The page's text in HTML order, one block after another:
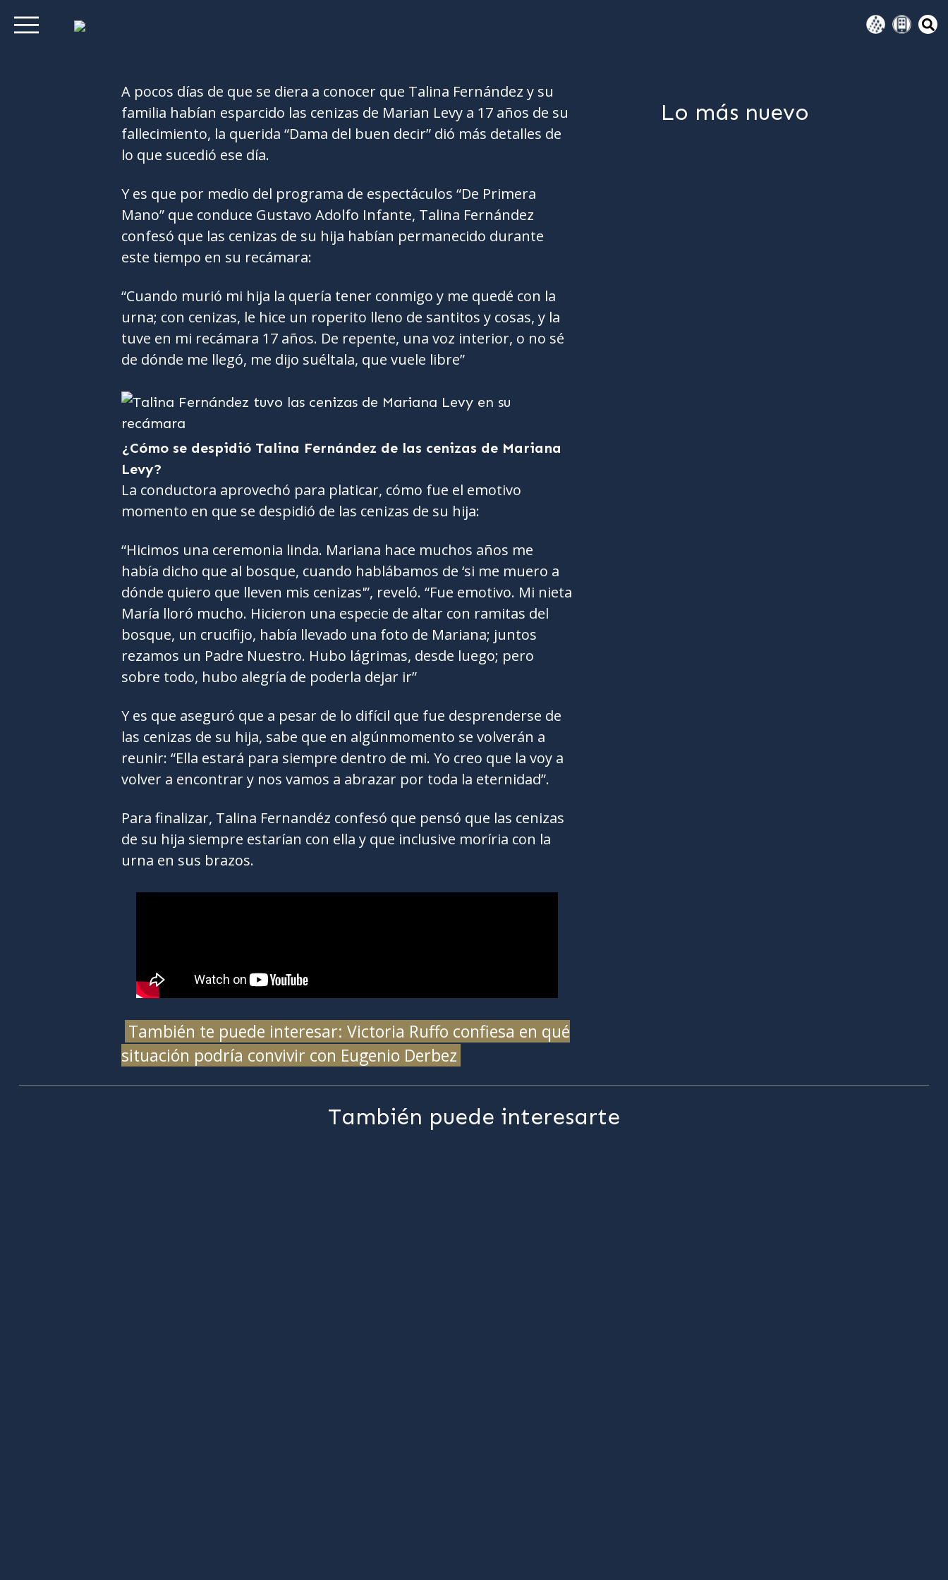
A pocos días de que se diera a conocer que Talina Fernández y su
familia habían esparcido las cenizas de Marian Levy a 17 años de su
fallecimiento, la querida “Dama del buen decir” dió más detalles de
lo que sucedió ese día.
Y es que por medio del programa de espectáculos “De Primera
Mano” que conduce Gustavo Adolfo Infante, Talina Fernández
confesó que las cenizas de su hija habían permanecido durante
este tiempo en su recámara:
“Cuando murió mi hija la quería tener conmigo y me quedé con la
urna; con cenizas, le hice un roperito lleno de santitos y cosas, y la
tuve en mi recámara 17 años. De repente, una voz interior, o no sé
de dónde me llegó, me dijo suéltala, que vuele libre”
¿Cómo se despidió Talina Fernández de las cenizas de Mariana
Levy?
La conductora aprovechó para platicar, cómo fue el emotivo
momento en que se despidió de las cenizas de su hija:
“Hicimos una ceremonia linda. Mariana hace muchos años me
había dicho que al bosque, cuando hablábamos de ‘si me muero a
dónde quiero que lleven mis cenizas'”, reveló. “Fue emotivo. Mi nieta
María lloró mucho. Hicieron una especie de altar con ramitas del
bosque, un crucifijo, había llevado una foto de Mariana; juntos
rezamos un Padre Nuestro. Hubo lágrimas, desde luego; pero
sobre todo, hubo alegría de poderla dejar ir”
Y es que aseguró que a pesar de lo difícil que fue desprenderse de
las cenizas de su hija, sabe que en algúnmomento se volverán a
reunir: “Ella estará para siempre dentro de mi. Yo creo que la voy a
volver a encontrar y nos vamos a abrazar por toda la eternidad”.
Para finalizar, Talina Fernandéz confesó que pensó que las cenizas
de su hija siempre estarían con ella y que inclusive moríria con la
urna en sus brazos.
También te puede interesar: Victoria Ruffo confiesa en qué
situación podría convivir con Eugenio Derbez
Lo más nuevo
También puede interesarte